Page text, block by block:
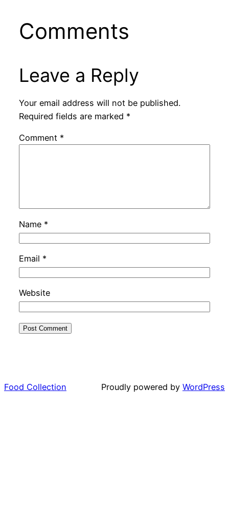
Comments
Leave a Reply
Your email address will not be published.
Required fields are marked *
Comment *
Name *
Email *
Website
Food Collection Proudly powered by WordPress